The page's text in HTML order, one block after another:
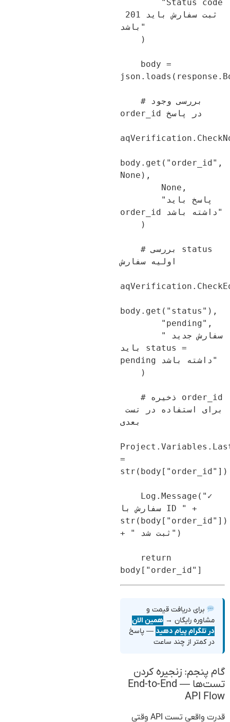
        "Status code
ثبت سفارش باید 201
باشد"
    )
    body =
    # بررسی وجود
order_id در پاسخ
body.get("order_id",
None),
        None,
        "پاسخ باید
order_id داشته باشد"
    )
    # بررسی status
اولیه سفارش
body.get("status"),
        "pending",
        "سفارش جدید
باید status =
pending داشته باشد"
    )
    # ذخیره order_id
برای استفاده در تست
بعدی
=
    Log.Message("✓
سفارش با ID " +
+ " ثبت شد")
    return
برای دریافت قیمت و
مشاوره رایگان → همین الان
در تلگرام پیام دهید— پاسخ
در کمتر از چند ساعت
گام پنجم: زنجیره کردن
تست‌ها — End-to-End
API Flow
قدرت واقعی تست API وقتی